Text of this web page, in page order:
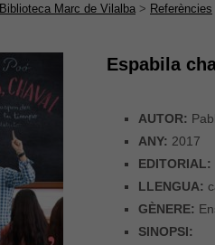
Biblioteca Marc de Vilalba > Referències
Espabila
AUTOR:
ANY: 2017
EDITORIAL:
LLENGUA:
GÈNERE:
SINOPSI: